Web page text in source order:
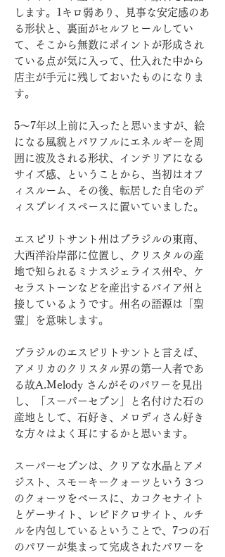
します。1キロ弱あり、見事な安定感のあ
る形状と、裏面がセルフヒールしてい
て、そこから無数にポイントが形成され
ている点が気に入って、仕入れた中から
店主が手元に残しておいたものになりま
す。
5〜7年以上前に入ったと思いますが、絵
になる風貌とパワフルにエネルギーを周
囲に波及される形状、インテリアになる
サイズ感、ということから、当初はオフ
ィスルーム、その後、転居した自宅のデ
ィスプレイスペースに置いていました。
エスピリトサント州はブラジルの東南、
大西洋沿岸部に位置し、クリスタルの産
地で知られるミナスジェライス州や、ケ
セラストーンなどを産出するバイア州と
接しているようです。州名の語源は「聖
霊」を意味します。
ブラジルのエスピリトサントと言えば、
アメリカのクリスタル界の第一人者であ
る故A.Melody さんがそのパワーを見出
し、「スーパーセブン」と名付けた石の
産地として、石好き、メロディさん好き
な方々はよく耳にするかと思います。
スーパーセブンは、クリアな水晶とアメ
ジスト、スモーキークォーツという３つ
のクォーツをベースに、カコクセナイト
とゲーサイト、レピドクロサイト、ルチ
ルを内包しているということで、7つの石
のパワーが集まって完成されたパワーを